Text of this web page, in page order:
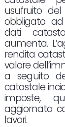
usufruito del
obbligato
dati
aumenta.
rendita
valore
a seguito
catastale
imposte,
aggiornata
lavori.